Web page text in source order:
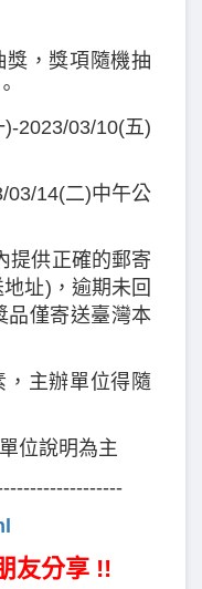
獎，獎項隨機抽
2023/03/10(五)
03/14(二)中午公
提供正確的郵寄
址)，逾期未回
品僅寄送臺灣本
，主辦單位得隨
位說明為主
友分享 !!